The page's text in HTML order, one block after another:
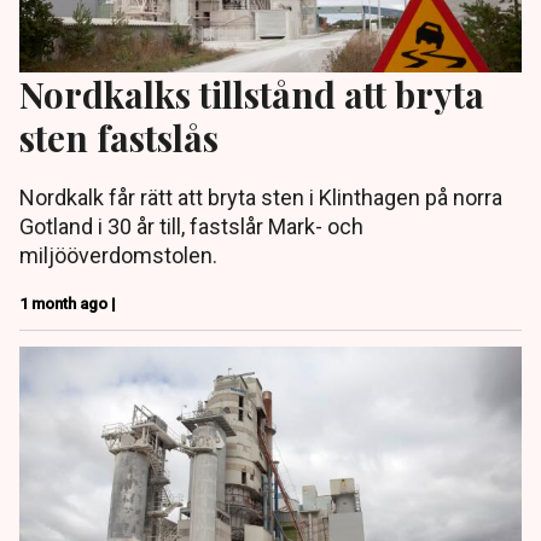
Nordkalks tillstånd att bryta
sten fastslås
Nordkalk får rätt att bryta sten i Klinthagen på norra
Gotland i 30 år till, fastslår Mark- och
miljööverdomstolen.
1 month ago |